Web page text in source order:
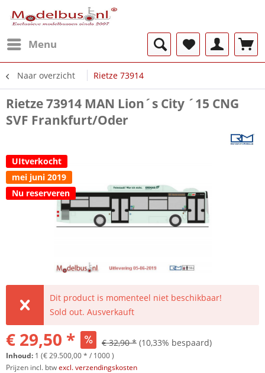
Menu
Naar overzicht Rietze 73914
Rietze 73914 MAN Lion´s City ´15 CNG
SVF Frankfurt/Oder
UItverkocht
mei juni 2019
Nu reserveren
Dit product is momenteel niet beschikbaar!
Sold out. Ausverkauft
€ 29,50 * € 32,90 * (10,33% bespaard)
Inhoud: 1 (€ 29.500,00 * / 1000 )
Prijzen incl. btwexcl. verzendingskosten